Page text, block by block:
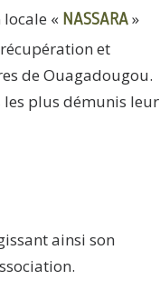
« NASSARA»
et
de Ouagadougou.
plus démunis leur
ainsi son